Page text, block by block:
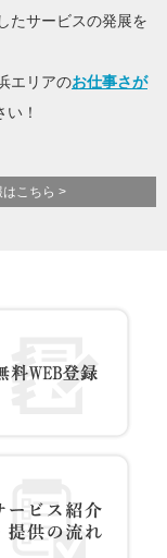
たサービスの発展を
エリアのお仕事さが
！
こちら >